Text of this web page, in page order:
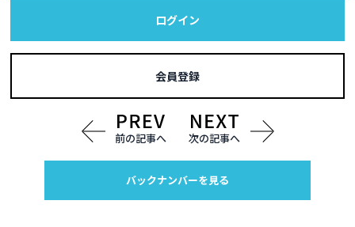
ログイン
会員登録
前の記事へ 次の記事へ
バックナンバーを見る